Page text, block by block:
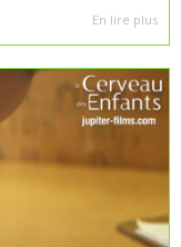
En lire plus